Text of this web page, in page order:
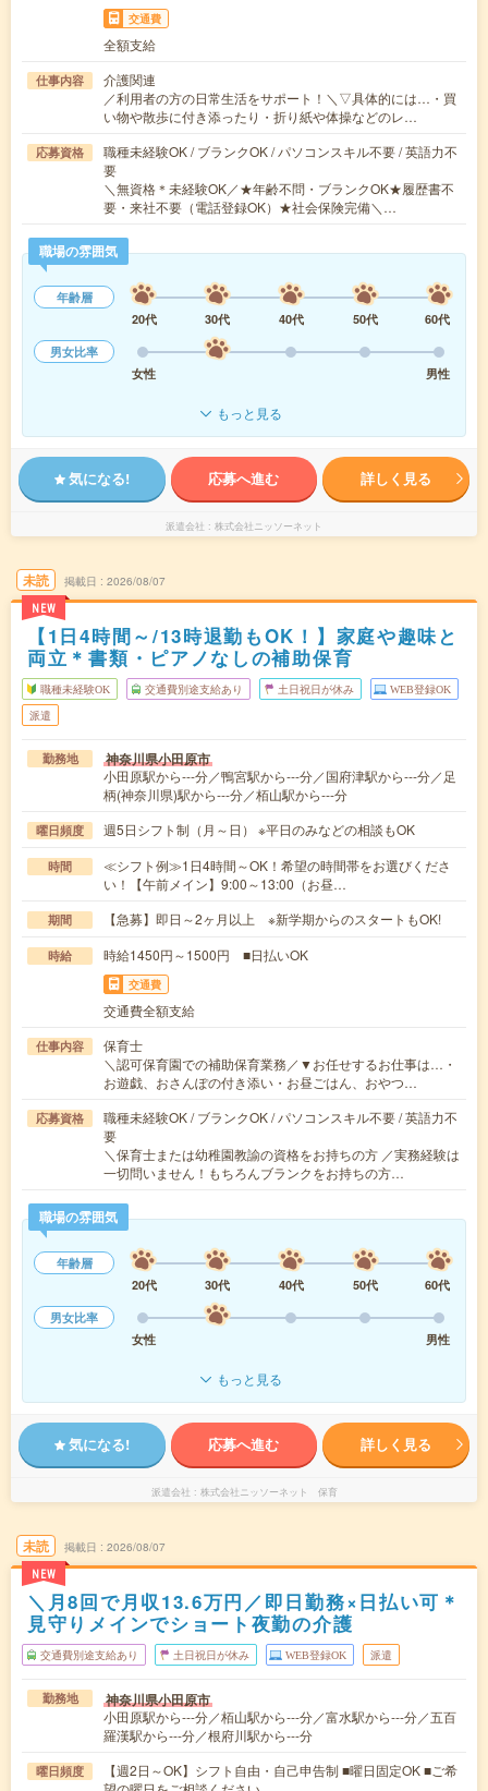
交通費
全額支給
仕事内容
介護関連
／利用者の方の日常生活をサポート！＼▽具体的には…・買
い物や散歩に付き添ったり・折り紙や体操などのレ…
応募資格
職種未経験OK / ブランクOK / パソコンスキル不要 / 英語力不
要
＼無資格＊未経験OK／★年齢不問・ブランクOK★履歴書不
要・来社不要（電話登録OK）★社会保険完備＼…
職場の雰囲気
年齢層
20代
30代 40代 50代
60代
男女比率
女性
男性
もっと見る
気になる! 応募へ進む 詳しく見る
派遣会社 株式会社ニッソーネット
未読
NEW
掲載日 2026/08/07
【1日4時間～/13時退勤もOK！】家庭や趣味と
両立＊書類・ピアノなしの補助保育
職種未経験OK 交通費別途支給あり 土日祝日が休み WEB登録OK
派遣
勤務地 神奈川県小田原市
小田原駅から---分／鴨宮駅から---分／国府津駅から---分／足
柄(神奈川県)駅から---分／栢山駅から---分
曜日頻度 週5日シフト制（月～日） ※平日のみなどの相談もOK
時間
≪シフト例≫1日4時間～OK！希望の時間帯をお選びくださ
い！【午前メイン】9:00～13:00（お昼…
期間 【急募】即日～2ヶ月以上 ※新学期からのスタートもOK!
時給 時給1450円～1500円 ■日払いOK
交通費
交通費全額支給
仕事内容
保育士
＼認可保育園での補助保育業務／▼お任せするお仕事は…・
お遊戯、おさんぽの付き添い・お昼ごはん、おやつ…
応募資格
職種未経験OK / ブランクOK / パソコンスキル不要 / 英語力不
要
＼保育士または幼稚園教諭の資格をお持ちの方 ／実務経験は
一切問いません！もちろんブランクをお持ちの方…
職場の雰囲気
年齢層
20代
30代 40代 50代
60代
男女比率
女性
男性
もっと見る
気になる! 応募へ進む 詳しく見る
派遣会社 株式会社ニッソーネット 保育
未読
NEW
掲載日 2026/08/07
＼月8回で月収13.6万円／即日勤務×日払い可＊
見守りメインでショート夜勤の介護
交通費別途支給あり 土日祝日が休み WEB登録OK 派遣
勤務地 神奈川県小田原市
小田原駅から---分／栢山駅から---分／富水駅から---分／五百
羅漢駅から---分／根府川駅から---分
曜日頻度
【週2日～OK】シフト自由・自己申告制 ■曜日固定OK ■ご希